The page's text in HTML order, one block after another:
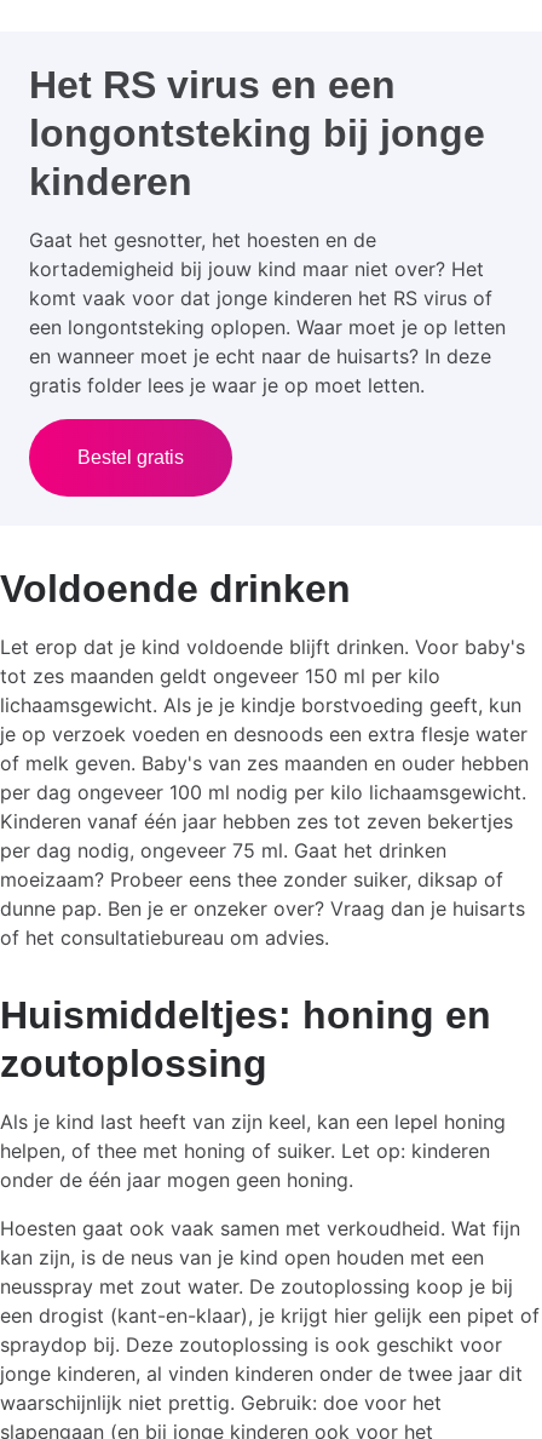
Het RS virus en een
longontsteking bij jonge
kinderen
Gaat het gesnotter, het hoesten en de
kortademigheid bij jouw kind maar niet over? Het
komt vaak voor dat jonge kinderen het RS virus of
een longontsteking oplopen. Waar moet je op letten
en wanneer moet je echt naar de huisarts? In deze
gratis folder lees je waar je op moet letten.
Bestel gratis
Voldoende drinken
Let erop dat je kind voldoende blijft drinken. Voor baby's
tot zes maanden geldt ongeveer 150 ml per kilo
lichaamsgewicht. Als je je kindje borstvoeding geeft, kun
je op verzoek voeden en desnoods een extra flesje water
of melk geven. Baby's van zes maanden en ouder hebben
per dag ongeveer 100 ml nodig per kilo lichaamsgewicht.
Kinderen vanaf één jaar hebben zes tot zeven bekertjes
per dag nodig, ongeveer 75 ml. Gaat het drinken
moeizaam? Probeer eens thee zonder suiker, diksap of
dunne pap. Ben je er onzeker over? Vraag dan je huisarts
of het consultatiebureau om advies.
Huismiddeltjes: honing en
zoutoplossing
Als je kind last heeft van zijn keel, kan een lepel honing
helpen, of thee met honing of suiker. Let op: kinderen
onder de één jaar mogen geen honing.
Hoesten gaat ook vaak samen met verkoudheid. Wat fijn
kan zijn, is de neus van je kind open houden met een
neusspray met zout water. De zoutoplossing koop je bij
een drogist (kant-en-klaar), je krijgt hier gelijk een pipet of
spraydop bij. Deze zoutoplossing is ook geschikt voor
jonge kinderen, al vinden kinderen onder de twee jaar dit
waarschijnlijk niet prettig. Gebruik: doe voor het
slapengaan (en bij jonge kinderen ook voor het